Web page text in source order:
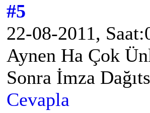
#5
22-08-2011,
Aynen Ha Çok
Sonra İmza
Cevapla